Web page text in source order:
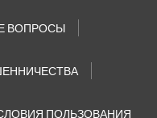
ВОПРОСЫ
ПОЛЬЗОВАНИЯ